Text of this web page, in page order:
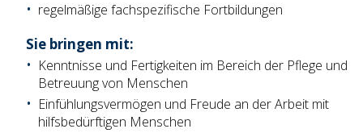
regelmäßige fachspezifische Fortbildungen
Sie bringen mit:
Kenntnisse und Fertigkeiten im Bereich der Pflege und
Betreuung von Menschen
Einfühlungsvermögen und Freude an der Arbeit mit
hilfsbedürftigen Menschen